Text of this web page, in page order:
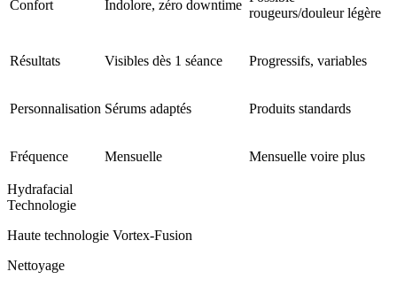
Confort Indolore, zéro downtime
rougeurs/douleur légère
Résultats Visibles dès 1 séance Progressifs, variables
Personnalisation Sérums adaptés Produits standards
Fréquence Mensuelle Mensuelle voire plus
Hydrafacial
Technologie
Haute technologie Vortex‑Fusion
Nettoyage